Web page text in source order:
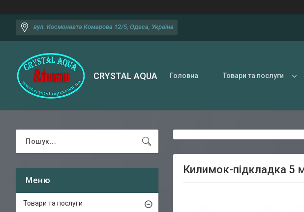
вул. Космонавта Комарова 12/5, Одеса, Україна
CRYSTAL AQUA Головна Товари та послуги
Килимок-підкладка 5
Товари та послуги